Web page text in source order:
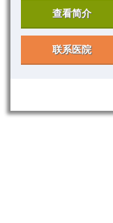
查看简介
联系医院